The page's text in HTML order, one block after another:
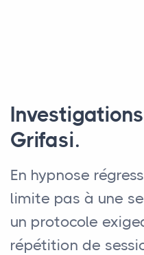
Grifasi.
En hypnose
limite pas à une
un protocole
répétition de